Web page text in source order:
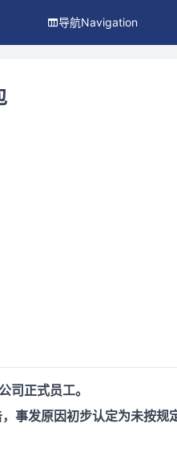
导航Navigation
司正式员工。
事发原因初步认定为未按规